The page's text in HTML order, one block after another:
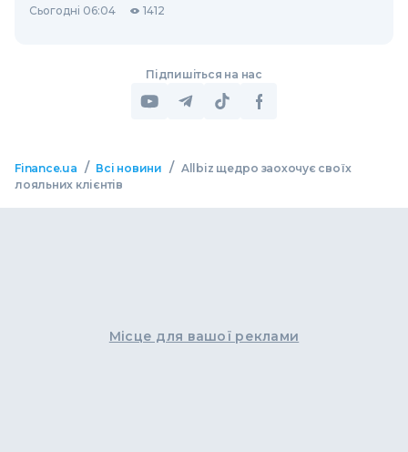
Сьогодні 06:04 1412
Підпишіться на нас
Finance.ua / Всі новини / Allbiz щедро заохочує своїх
лояльних клієнтів
Місце для вашої реклами